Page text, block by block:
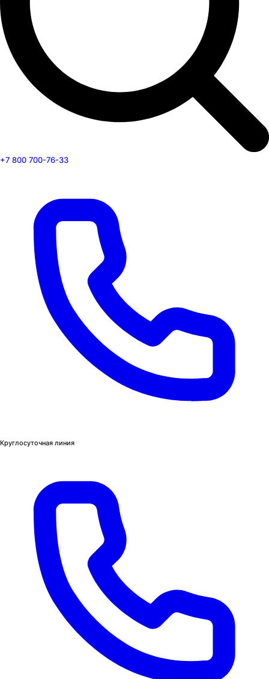
+7 800 700-76-33
Круглосуточная линия